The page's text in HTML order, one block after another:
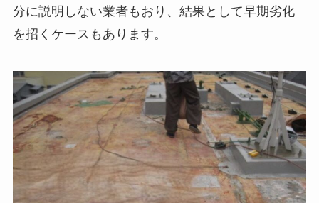
分に説明しない業者もおり、結果として早期劣化
を招くケースもあります。